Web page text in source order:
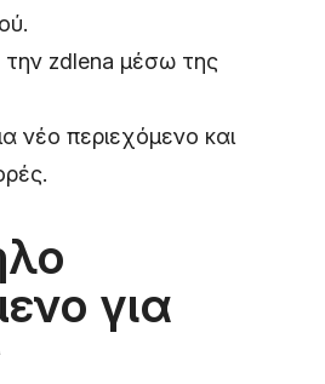
την zdlena μέσω της
νέο περιεχόμενο και
για